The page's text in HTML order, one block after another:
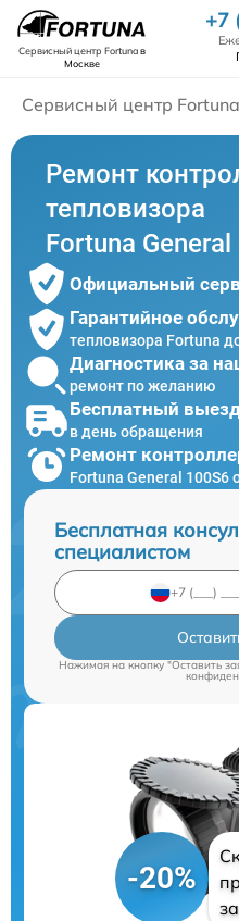
Сервисный центр Fortunaв
Москве
+7
Сервисный центр Fortuna
Ремонт
тепловизора
Fortuna
Официальный
Гарантийное
тепловизора Fortuna
Диагностика за
ремонт по желанию
Бесплатный
в день обращения
Ремонт
Fortuna General 100S6
Бесплатная
специалистом
Нажимая на кнопку "Оставить
-20%